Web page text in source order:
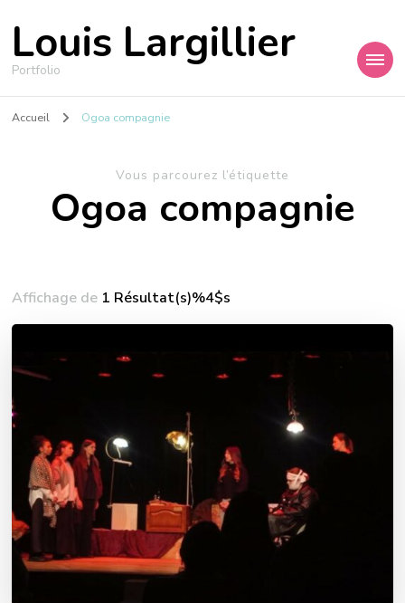
Louis Largillier
Portfolio
Accueil Ogoa compagnie
Vous parcourez l’étiquette
Ogoa compagnie
Affichage de 1 Résultat(s)%4$s